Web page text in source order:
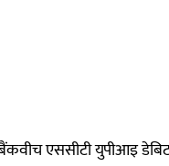
बैंकवीच एससीटी युपीआइ